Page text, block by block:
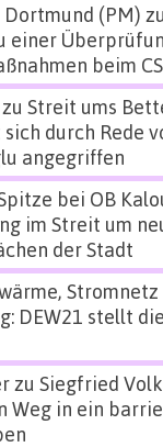
Dortmund (PM) zu
einer
beim
zu Streit ums
durch Rede
angegriffen
bei OB
im Streit um
der Stadt
Stromnetz
DEW21 stellt
zu Siegfried
Weg in ein